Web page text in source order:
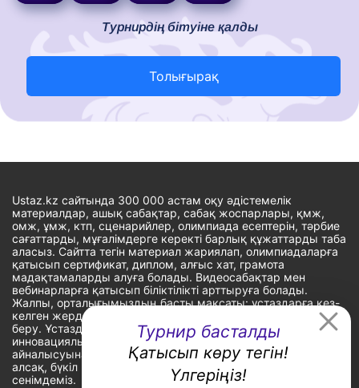
Турнир басталды
Қатысып көру тегін!
Үлгеріңіз!
Турнирдің бітуіне қалды
Толығырақ
Ustaz.kz сайтында 300 000 астам оқу әдістемелік
материалдар, ашық сабақтар, сабақ жоспарлары, қмж,
омж, ұмж, ктп, сценарийлер, олимпиада есептерін, тәрбие
сағаттарды, мұғалімдерге керекті барлық құжаттарды таба
аласыз. Сайтта тегін материал жариялап, олимпиадаларға
қатысып сертификат, диплом, алғыс хат, грамота
мадақтамаларды алуға болады. Видеосабақтар мен
вебинарларға қатысып біліктілікті арттыруға болады.
Жалпы, орталығымыздың басты мақсаты: ұстаздарға кез-
келген жерде, кез-келген уақытта білім алуына мүмкіндік
беру. Ұстаздардың барлық өзекті мәселелеріне
инновациялық шешім тауып, шығармашылық жұмыспен
айналысуына уақыт сыйлау. «Ұстаздарға сапалы білім бере
алсақ, бүкіл Қазақ еліне білім бере аламыз» - деген
сенімдеміз.